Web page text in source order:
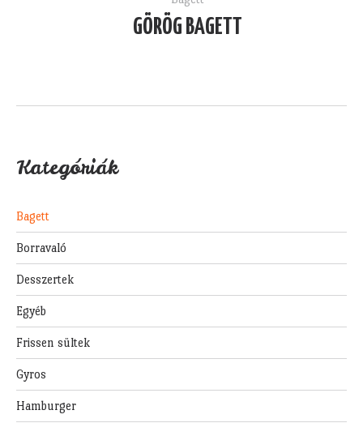
GÖRÖG BAGETT
Kategóriák
Bagett
Borravaló
Desszertek
Egyéb
Frissen sültek
Gyros
Hamburger